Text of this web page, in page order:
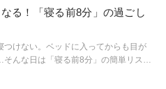
健康的な食事をとることは重要だが、
極的に摂取するといい食品があるそう
る！「寝る前8分」の過ごし
つけない。ベッドに入ってからも目が
んな日は「寝る前8分」の簡単リスト